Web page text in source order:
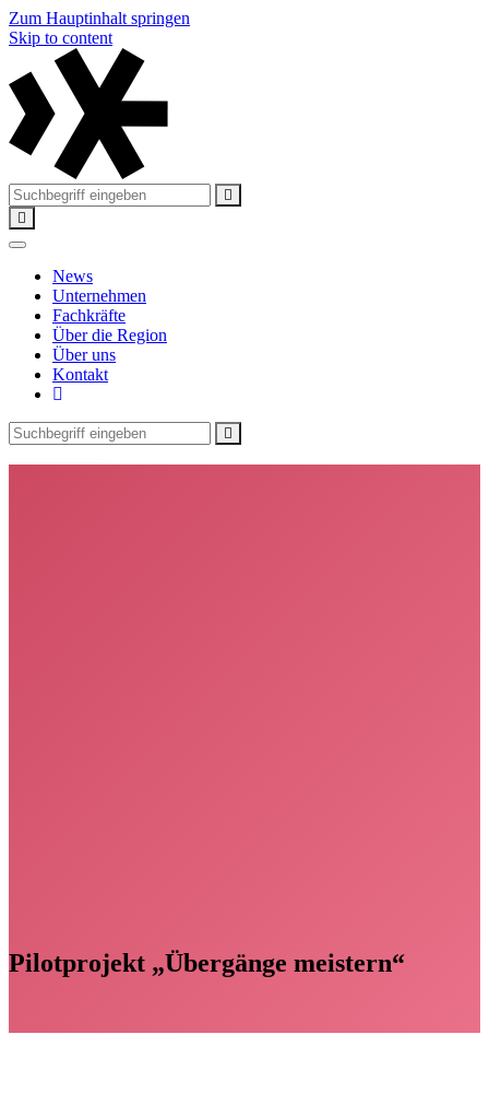
Zum Hauptinhalt springen
Skip to content
News
Unternehmen
Fachkräfte
Über die Region
Über uns
Kontakt
Pilotprojekt „Übergänge meistern“